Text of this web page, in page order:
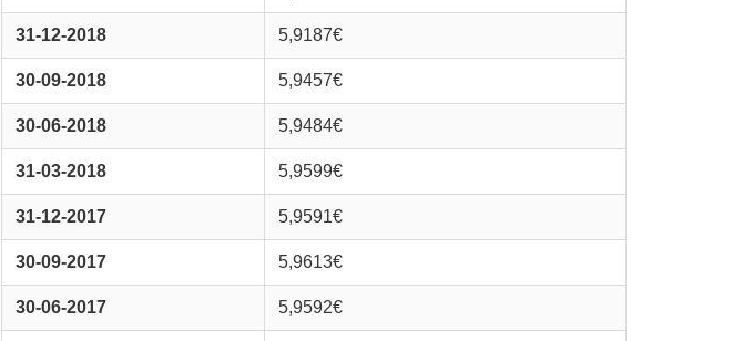
31-12-2018 5,9187€
30-09-2018 5,9457€
30-06-2018 5,9484€
31-03-2018 5,9599€
31-12-2017 5,9591€
30-09-2017 5,9613€
30-06-2017 5,9592€